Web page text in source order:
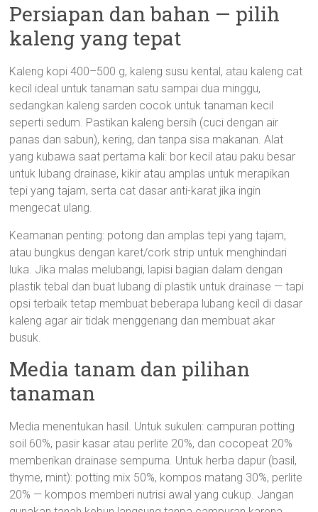
Persiapan dan bahan — pilih
kaleng yang tepat
Kaleng kopi 400–500 g, kaleng susu kental, atau kaleng cat
kecil ideal untuk tanaman satu sampai dua minggu,
sedangkan kaleng sarden cocok untuk tanaman kecil
seperti sedum. Pastikan kaleng bersih (cuci dengan air
panas dan sabun), kering, dan tanpa sisa makanan. Alat
yang kubawa saat pertama kali: bor kecil atau paku besar
untuk lubang drainase, kikir atau amplas untuk merapikan
tepi yang tajam, serta cat dasar anti-karat jika ingin
mengecat ulang.
Keamanan penting: potong dan amplas tepi yang tajam,
atau bungkus dengan karet/cork strip untuk menghindari
luka. Jika malas melubangi, lapisi bagian dalam dengan
plastik tebal dan buat lubang di plastik untuk drainase — tapi
opsi terbaik tetap membuat beberapa lubang kecil di dasar
kaleng agar air tidak menggenang dan membuat akar
busuk.
Media tanam dan pilihan
tanaman
Media menentukan hasil. Untuk sukulen: campuran potting
soil 60%, pasir kasar atau perlite 20%, dan cocopeat 20%
memberikan drainase sempurna. Untuk herba dapur (basil,
thyme, mint): potting mix 50%, kompos matang 30%, perlite
20% — kompos memberi nutrisi awal yang cukup. Jangan